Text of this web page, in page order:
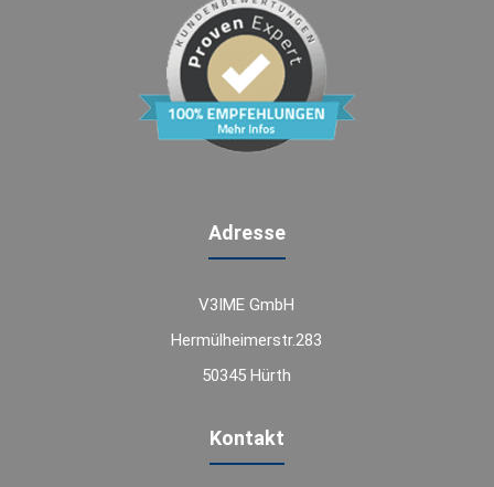
Adresse
V3IME GmbH
Hermülheimerstr.283
50345 Hürth
Kontakt